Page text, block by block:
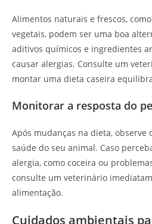
Alimentos naturais e frescos,
vegetais, podem ser uma boa
aditivos químicos e ingredientes
causar alergias. Consulte um
montar uma dieta caseira
Monitorar a resposta do
Após mudanças na dieta, observe
saúde do seu animal. Caso
alergia, como coceira ou
consulte um veterinário
alimentação.
Cuidados ambientais